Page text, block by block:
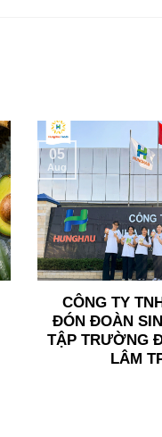
CÔNG TY
ĐÓN ĐOÀN
TẬP TRƯỜNG
LÂM
05
Aug